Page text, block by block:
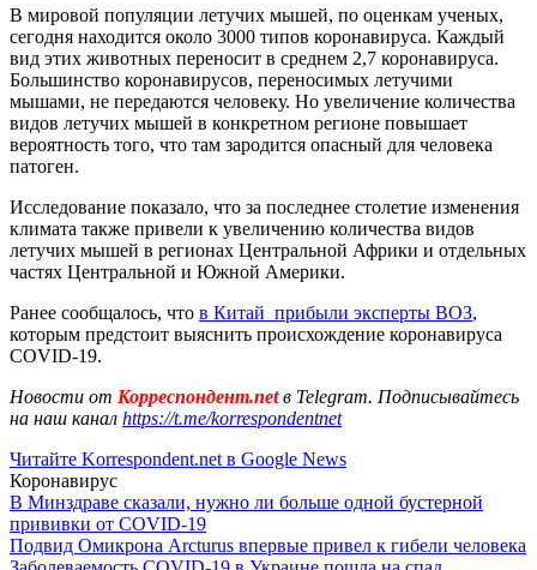
В мировой популяции летучих мышей, по оценкам ученых,
сегодня находится около 3000 типов коронавируса. Каждый
вид этих животных переносит в среднем 2,7 коронавируса.
Большинство коронавирусов, переносимых летучими
мышами, не передаются человеку. Но увеличение количества
видов летучих мышей в конкретном регионе повышает
вероятность того, что там зародится опасный для человека
патоген.
Исследование показало, что за последнее столетие изменения
климата также привели к увеличению количества видов
летучих мышей в регионах Центральной Африки и отдельных
частях Центральной и Южной Америки.
Ранее сообщалось, что в Китай прибыли эксперты ВОЗ,
которым предстоит выяснить происхождение коронавируса
COVID-19.
Новости от Корреспондент.netв Telegram. Подписывайтесь
на наш канал https://t.me/korrespondentnet
Читайте Korrespondent.net в Google News
Коронавирус
В Минздраве сказали, нужно ли больше одной бустерной
прививки от COVID-19
Подвид Омикрона Arcturus впервые привел к гибели человека